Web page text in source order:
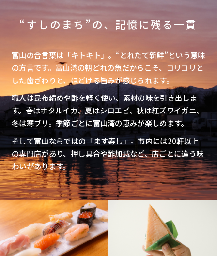
“すしのまち”の、記憶に残る一貫
富山の合言葉は「キトキト」。“とれたて新鮮”という意味
の方言です。富山湾の朝どれの魚だからこそ、コリコリと
した歯ざわりと、ほどける旨みが感じられます。
職人は昆布締めや酢を軽く使い、素材の味を引き出しま
す。春はホタルイカ、夏はシロエビ、秋は紅ズワイガニ、
冬は寒ブリ。季節ごとに富山湾の恵みが楽しめます。
そして富山ならではの「ます寿し」。市内には20軒以上
の専門店があり、押し具合や酢加減など、店ごとに違う味
わいがあります。